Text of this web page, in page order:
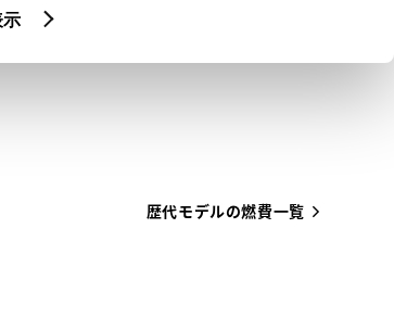
クルマ情報
歴代モデルの燃費一覧